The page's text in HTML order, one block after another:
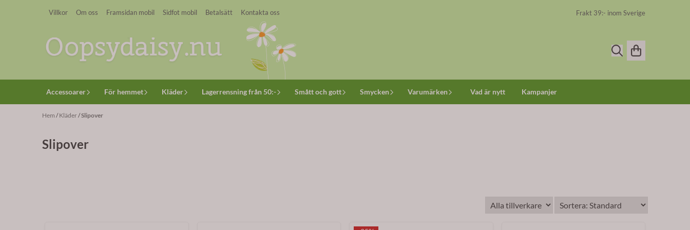
Hoppa till innehåll
Villkor Om oss Framsidan mobil Sidfot mobil Betalsätt Kontakta oss Frakt 39:- inom Sverige
Accessoarer För hemmet Kläder Lagerrensning från 50:- Smått och gott Smycken Varumärken Vad är nytt Kampanjer
Hem /Kläder/Slipover
Slipover